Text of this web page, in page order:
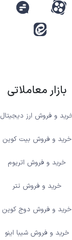
بازار معاملاتی
و فروش ارز دیجیتال
خرید و فروش بیت کوین
خرید و فروش اتریوم
خرید و فروش تتر
خرید و فروش دوج کوین
خرید و فروش شیبا اینو